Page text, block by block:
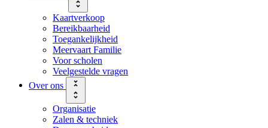
Kaartverkoop
Bereikbaarheid
Toegankelijkheid
Meervaart Familie
Voor scholen
Veelgestelde vragen
Over ons
Organisatie
Zalen & techniek